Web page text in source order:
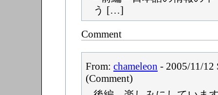
う […]
Comment
From: chameleon - 2005/11/12
(Comment)